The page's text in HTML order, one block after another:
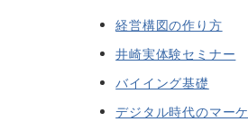
経営構図の作り方
井崎実体験セミナー
バイイング基礎
デジタル時代のマー